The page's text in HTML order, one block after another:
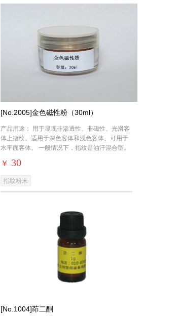
[No.2005]金色磁性粉（30ml）
产品用途： 用于显现非渗透性、非磁性、光滑客
体上指纹。适用于深色客体和浅色客体。可用于
水平面客体。 一般情况下，指纹是油汗混合型。
￥ 30
指纹粉末
[No.1004]茚二酮